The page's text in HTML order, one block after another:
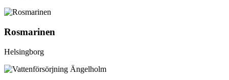
Rosmarinen
Helsingborg